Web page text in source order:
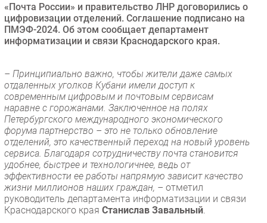
ПО
Outsourcing
Финансы
Web
Безопасность
Инновации
CIO/Управление ИТ
Гаджеты
Здоровье
РАЗДЕЛЫ
«Почта России» и правительство ЛНР договорились о
цифровизации отделений. Соглашение подписано на
ПМЭФ-2024. Об этом сообщает департамент
информатизации и связи Краснодарского края.
– Принципиально важно, чтобы жители даже самых
отдаленных уголков Кубани имели доступ к
современным цифровым и почтовым сервисам
наравне с горожанами. Заключенное на полях
Петербургского международного экономического
форума партнерство – это не только обновление
отделений, это качественный переход на новый уровень
сервиса. Благодаря сотрудничеству почта становится
удобнее, быстрее и технологичнее, ведь от
эффективности ее работы напрямую зависит качество
жизни миллионов наших граждан, – отметил
руководитель департамента информатизации и связи
Краснодарского края Станислав Завальный.